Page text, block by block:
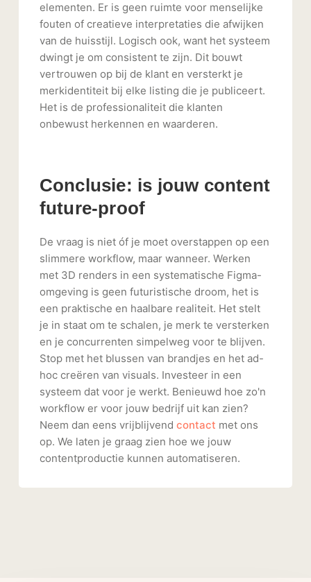
elementen. Er is geen ruimte voor menselijke
fouten of creatieve interpretaties die afwijken
van de huisstijl. Logisch ook, want het systeem
dwingt je om consistent te zijn. Dit bouwt
vertrouwen op bij de klant en versterkt je
merkidentiteit bij elke listing die je publiceert.
Het is de professionaliteit die klanten
onbewust herkennen en waarderen.
Conclusie: is jouw content
future-proof
De vraag is niet óf je moet overstappen op een
slimmere workflow, maar wanneer. Werken
met 3D renders in een systematische Figma-
omgeving is geen futuristische droom, het is
een praktische en haalbare realiteit. Het stelt
je in staat om te schalen, je merk te versterken
en je concurrenten simpelweg voor te blijven.
Stop met het blussen van brandjes en het ad-
hoc creëren van visuals. Investeer in een
systeem dat voor je werkt. Benieuwd hoe zo'n
workflow er voor jouw bedrijf uit kan zien?
Neem dan eens vrijblijvend contact met ons
op. We laten je graag zien hoe we jouw
contentproductie kunnen automatiseren.